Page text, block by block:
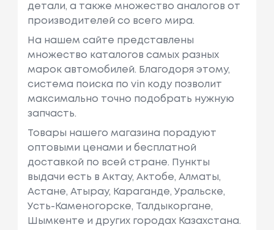
детали, а также множество аналогов от
производителей со всего мира.
На нашем сайте представлены
множество каталогов самых разных
марок автомобилей. Благодоря этому,
система поиска по vin коду позволит
максимально точно подобрать нужную
запчасть.
Товары нашего магазина порадуют
оптовыми ценами и бесплатной
доставкой по всей стране. Пункты
выдачи есть в Актау, Актобе, Алматы,
Астане, Атырау, Караганде, Уральске,
Усть-Каменогорске, Талдыкоргане,
Шымкенте и других городах Казахстана.